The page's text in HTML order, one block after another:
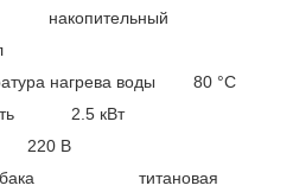
накопительный
нагрева воды 80 °С
2.5 кВт
220 В
бака титановая